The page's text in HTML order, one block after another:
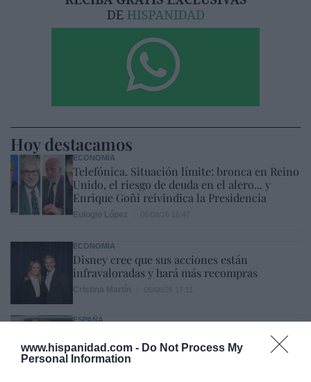
www.hispanidad.com - Do Not Process My
Personal Information
Hoy destacamos
ECONOMÍA
Telefónica. Situación límite: bronca en Reino
Unido, el riesgo de deuda en el alero... y
Enrique Goñi reivindica la Presidencia
ECONOMÍA
Disney cree que sus acciones están
infravaloradas y hará más recompras
ESPAÑA
Gobierno Sánchez, escaso en reputación e
influencia internacional: se conforma con